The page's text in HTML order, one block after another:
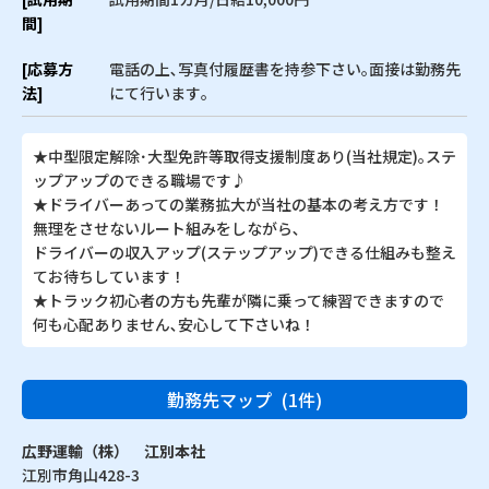
間]
[応募方
法]
電話の上､写真付履歴書を持参下さい｡面接は勤務先
にて行います｡
★中型限定解除･大型免許等取得支援制度あり(当社規定)｡ステ
ップアップのできる職場です♪
★ドライバーあっての業務拡大が当社の基本の考え方です！
無理をさせないルート組みをしながら､
ドライバーの収入アップ(ステップアップ)できる仕組みも整え
てお待ちしています！
★トラック初心者の方も先輩が隣に乗って練習できますので
何も心配ありません､安心して下さいね！
勤務先マップ (1件)
広野運輸（株） 江別本社
江別市角山428-3